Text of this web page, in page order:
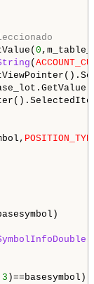
0
(
3 )==basesymbol)